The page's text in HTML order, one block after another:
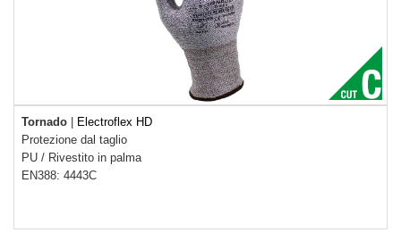
Tornado
Electroflex HD
Protezione dal taglio
PU / Rivestito in palma
EN388: 4443C